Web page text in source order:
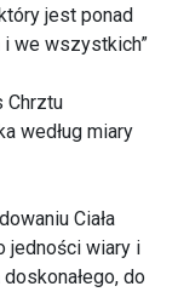
jest ponad
we wszystkich”
Chrztu
według miary
Ciała
jedności wiary i
do